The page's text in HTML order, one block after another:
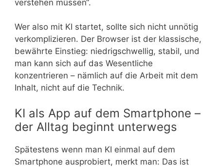
verstehen müssen“.
Wer also mit KI startet, sollte sich nicht unnötig
verkomplizieren. Der Browser ist der klassische,
bewährte Einstieg: niedrigschwellig, stabil, und
man kann sich auf das Wesentliche
konzentrieren – nämlich auf die Arbeit mit dem
Inhalt, nicht auf die Technik.
KI als App auf dem Smartphone –
der Alltag beginnt unterwegs
Spätestens wenn man KI einmal auf dem
Smartphone ausprobiert, merkt man: Das ist